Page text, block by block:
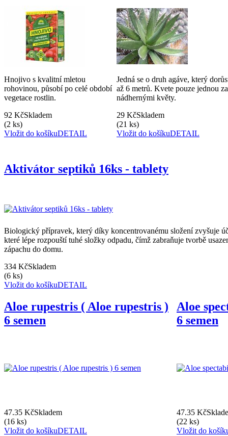
Hnojivo s kvalitní mletou
rohovinou, působí po celé období
vegetace rostlin.
Jedná se o druh agáve, který
až 6 metrů. Kvete pouze jednou
nádhernými květy.
92 KčSkladem
(2 ks)
Vložit do košíkuDETAIL
29 KčSkladem
(21 ks)
Vložit do košíkuDETAIL
Aktivátor septiků 16ks - tablety
Biologický přípravek, který díky koncentrovanému složení zvyšuje
které lépe rozpouští tuhé složky odpadu, čímž zabraňuje tvorbě
zápachu do domu.
334 KčSkladem
(6 ks)
Vložit do košíkuDETAIL
Aloe rupestris ( Aloe rupestris )
6 semen
Aloe
6 semen
47.35 KčSkladem
(16 ks)
Vložit do košíkuDETAIL
47.35 Kč
(22 ks)
Vložit do